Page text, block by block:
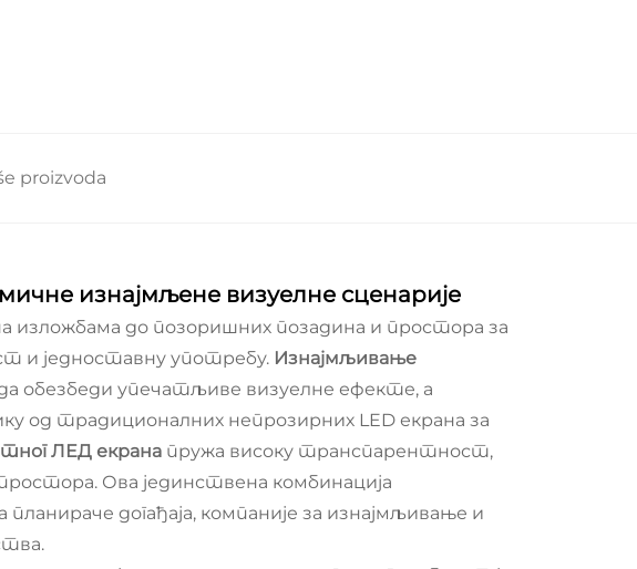
proizvoda
изнајмљене визуелне сценарије
до позоришних позадина и простора за
и једноставну употребу. Изнајмљивање
да обезбеди упечатљиве визуелне ефекте, а
традиционалних непрозирних LED екрана за
ЛЕД екрана пружа високу транспарентност,
Ова јединствена комбинација
догађаја, компаније за изнајмљивање и